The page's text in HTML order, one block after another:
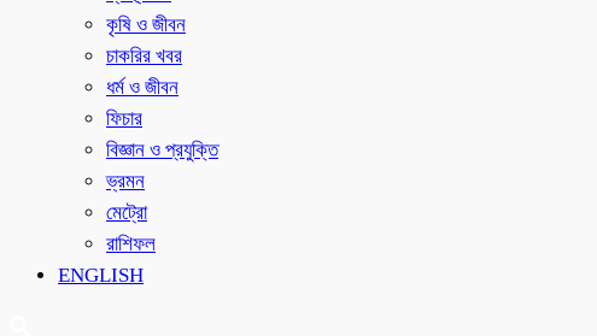
কৃষি ও জীবন
চাকরির খবর
ধর্ম ও জীবন
ফিচার
বিজ্ঞান ও প্রযুক্তি
ভ্রমন
মেট্রো
রাশিফল
ENGLISH